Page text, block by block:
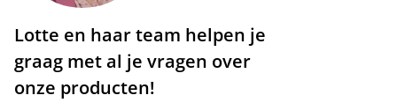
Lotte en haar team helpen je
graag met al je vragen over
onze producten!